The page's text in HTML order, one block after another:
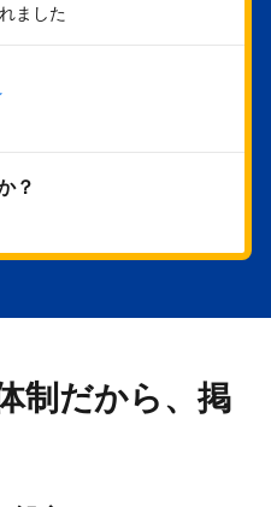
ました
る
？
制だから、掲